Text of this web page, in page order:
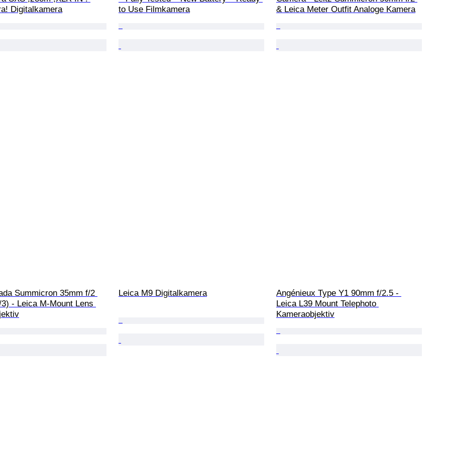
Digitalkamera
to Use Filmkamera
& Leica Meter Outfit Analoge Kamera
Summicron 35mm f/2
- Leica M-Mount Lens
Leica M9 Digitalkamera
Angénieux Type Y1 90mm f/2.5 -
Leica L39 Mount Telephoto
Kameraobjektiv